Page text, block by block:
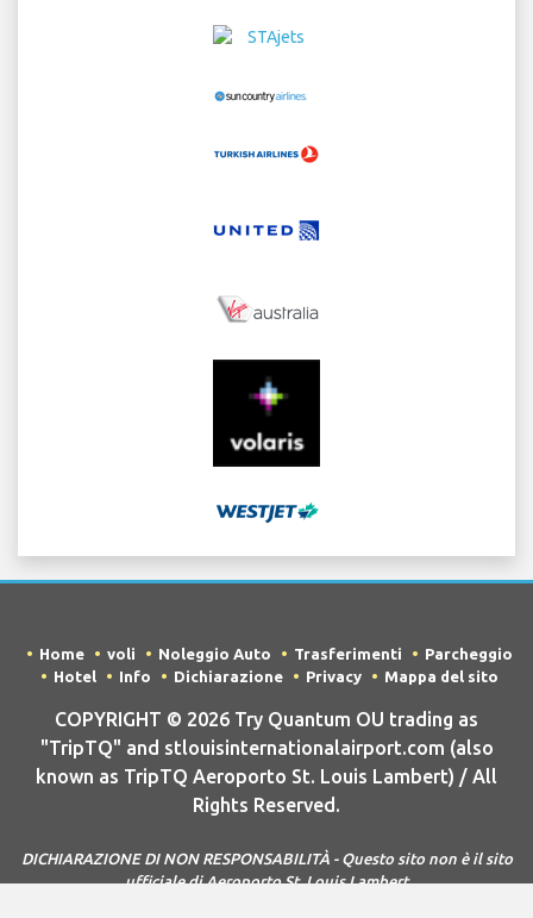
Home voli Noleggio Auto Trasferimenti
Parcheggio
Hotel
Info Dichiarazione Privacy Mappa del sito
COPYRIGHT © 2026 Try Quantum OU trading as
"TripTQ" and stlouisinternationalairport.com (also
known as TripTQ Aeroporto St. Louis Lambert) / All
Rights Reserved.
DICHIARAZIONE DI NON RESPONSABILITÀ - Questo sito non è il sito
ufficiale di Aeroporto St. Louis Lambert